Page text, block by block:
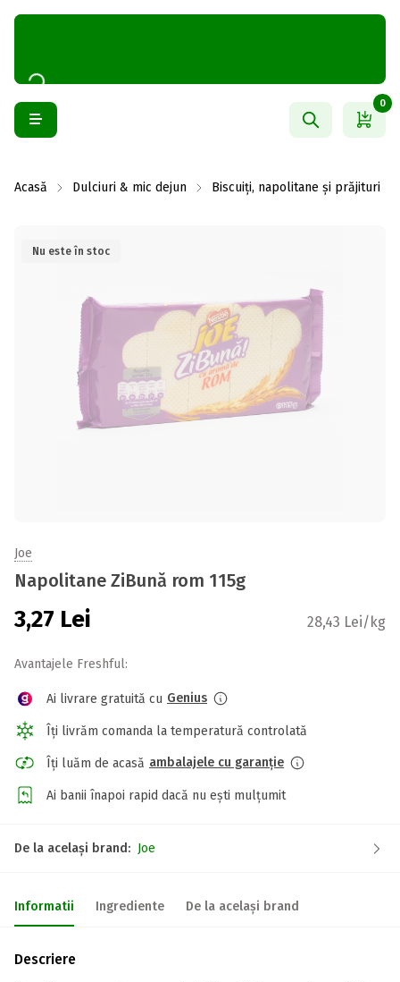
0
Acasă Dulciuri & mic dejun Biscuiți, napolitane și prăjituri
Nu este în stoc
Joe
Napolitane ZiBună rom 115g
3,27 Lei 28,43 Lei/kg
Avantajele Freshful:
Ai livrare gratuită cu Genius
Îți livrăm comanda la temperatură controlată
Îți luăm de acasă ambalajele cu garanție
Ai banii înapoi rapid dacă nu ești mulțumit
De la același brand: Joe
Informatii Ingrediente De la același brand
Descriere